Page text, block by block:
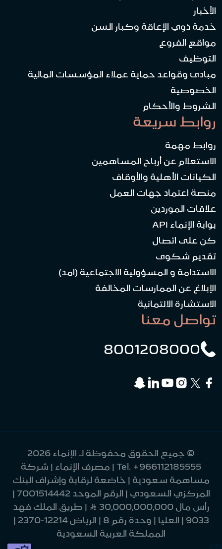
الأخبار
خدمة ذوي الإعاقة وكبار السن
مواقع الفروع
التوظيف
مبادئ وقواعد حماية عملاء المؤسسات المالية
الخصوصية
الشروط والأحكام
روابط سريعة
روابط مهمة
الاستعلام عن أرباح المساهمين
الكيانات الأهلية والأوقاف
منصة اعتماد جهات العمل
علاقات الموردين
بوابة الإنماء API
كن على اتصال
تقديم شكوى
الاستدامة و المسؤولية الاجتماعية (امد)
الإبلاغ عن الممارسات المخالفة
الاستشارة الائتمانية
تواصل معنا
8001208000
© جميع الحقوق محفوظة لـ الإنماء 2026
Tel. +966112185555
| مصرف الإنماء | شركة
مساهمة سعودية | خاضعة لرقابة وإشراف البنك
المركزي السعودي | الرقم الموحد 7001514442 |
رأس مال 30,000,000,000 Ʀ | طريق الملك فهد
9033 | العليا | وحدة رقم 8 | الرياض 12214-2370 |
المملكة العربية السعودية